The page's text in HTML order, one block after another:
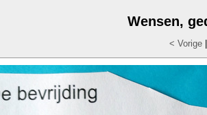
Wensen,
< Vorige